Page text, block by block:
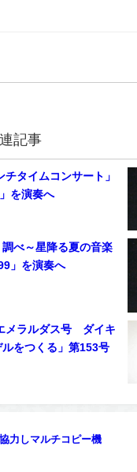
記事
チタイムコンサート」
を演奏へ
べ～星降る夏の音楽
」を演奏へ
メラルダス号 ダイキ
をつくる」第153号
力しマルチコピー機